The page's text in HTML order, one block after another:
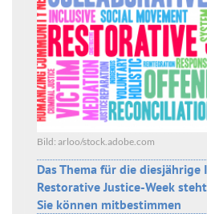
Bild: arloo/stock.adobe.com
Das Thema für die
Restorative Justice-Week
Sie können mitbestimmen